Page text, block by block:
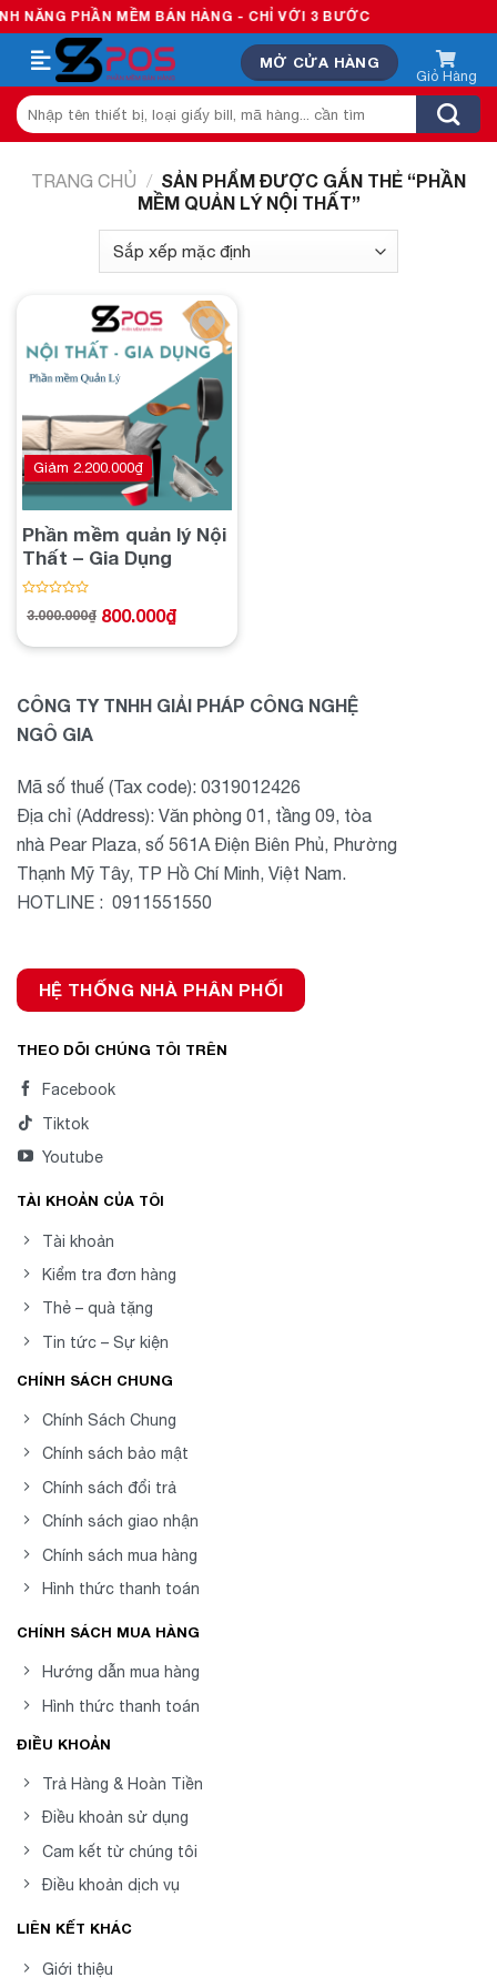
Skip
to
content
PHẦN MỀM BÁN HÀNG - CHỈ VỚI 3 BƯỚC
MỞ CỬA HÀNG
Tìm
kiếm:
TRANG CHỦ / SẢN PHẨM ĐƯỢC GẮN THẺ “PHẦN
MỀM QUẢN LÝ NỘI THẤT”
Add to
wishlist
Phần mềm quản lý Nội
Thất – Gia Dụng
xếp
0
3.000.000₫
Giá
3.000.000₫.
800.000₫
Giá
là:
Giảm 2.200.000₫
CÔNG TY TNHH GIẢI PHÁP CÔNG NGHỆ
NGÔ GIA
Mã số thuế (Tax code): 0319012426
Địa chỉ (Address): Văn phòng 01, tầng 09, tòa
nhà Pear Plaza, số 561A Điện Biên Phủ, Phường
Thạnh Mỹ Tây, TP Hồ Chí Minh, Việt Nam.
HOTLINE : 0911551550
HỆ THỐNG NHÀ PHÂN PHỐI
THEO DÕI CHÚNG TÔI TRÊN
Facebook
Tiktok
Youtube
TÀI KHOẢN CỦA TÔI
Tài khoản
Kiểm tra đơn hàng
Thẻ – quà tặng
Tin tức – Sự kiện
CHÍNH SÁCH CHUNG
Chính Sách Chung
Chính sách bảo mật
Chính sách đổi trả
Chính sách giao nhận
Chính sách mua hàng
Hình thức thanh toán
CHÍNH SÁCH MUA HÀNG
Hướng dẫn mua hàng
Hình thức thanh toán
ĐIỀU KHOẢN
Trả Hàng & Hoàn Tiền
Điều khoản sử dụng
Cam kết từ chúng tôi
Điều khoản dịch vụ
LIÊN KẾT KHÁC
Giới thiệu